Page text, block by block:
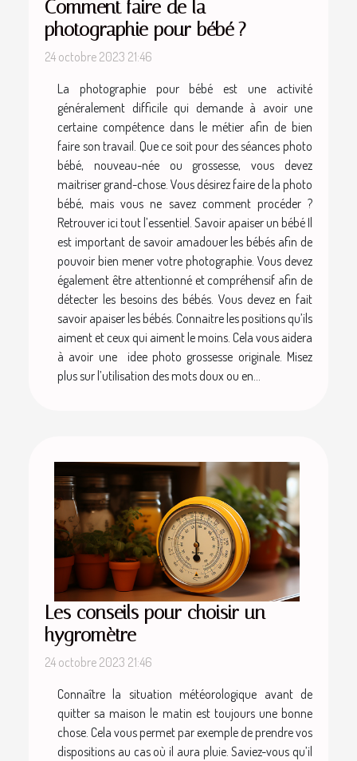
Comment faire de la
photographie pour bébé ?
24 octobre 2023 21:46
La photographie pour bébé est une activité
généralement difficile qui demande à avoir une
certaine compétence dans le métier afin de bien
faire son travail. Que ce soit pour des séances photo
bébé, nouveau-née ou grossesse, vous devez
maitriser grand-chose. Vous désirez faire de la photo
bébé, mais vous ne savez comment procéder ?
Retrouver ici tout l’essentiel. Savoir apaiser un bébé Il
est important de savoir amadouer les bébés afin de
pouvoir bien mener votre photographie. Vous devez
également être attentionné et compréhensif afin de
détecter les besoins des bébés. Vous devez en fait
savoir apaiser les bébés. Connaitre les positions qu’ils
aiment et ceux qui aiment le moins. Cela vous aidera
à avoir une idee photo grossesse originale. Misez
plus sur l’utilisation des mots doux ou en...
Les conseils pour choisir un
hygromètre
24 octobre 2023 21:46
Connaître la situation météorologique avant de
quitter sa maison le matin est toujours une bonne
chose. Cela vous permet par exemple de prendre vos
dispositions au cas où il aura pluie. Saviez-vous qu’il